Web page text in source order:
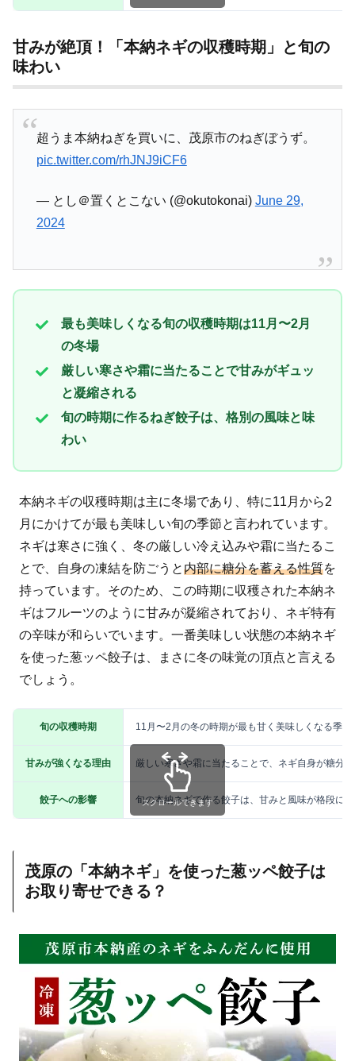
甘みが絶頂！「本納ネギの収穫時期」と旬の
味わい
超うま本納ねぎを買いに、茂原市のねぎぼうず。
pic.twitter.com/rhJNJ9iCF6
— とし＠置くとこない (@okutokonai) June 29,
2024
最も美味しくなる旬の収穫時期は11月〜2月
の冬場
厳しい寒さや霜に当たることで甘みがギュッ
と凝縮される
旬の時期に作るねぎ餃子は、格別の風味と味
わい
本納ネギの収穫時期は主に冬場であり、特に11月から2
月にかけてが最も美味しい旬の季節と言われています。
ネギは寒さに強く、冬の厳しい冷え込みや霜に当たるこ
とで、自身の凍結を防ごうと内部に糖分を蓄える性質を
持っています。そのため、この時期に収穫された本納ネ
ギはフルーツのように甘みが凝縮されており、ネギ特有
の辛味が和らいでいます。一番美味しい状態の本納ネギ
を使った葱ッペ餃子は、まさに冬の味覚の頂点と言える
でしょう。
旬の収穫時期 11月〜2月の冬の時期が最も甘く美味しくなる季節
甘みが強くなる理由 厳しい寒さや霜に当たることで、ネギ自身が糖分
餃子への影響 旬の本納ネギで作る餃子は、甘みと風味が格段に
スクロールできます
茂原の「本納ネギ」を使った葱ッペ餃子は
お取り寄せできる？